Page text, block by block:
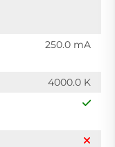
250.0 mA
4000.0 K